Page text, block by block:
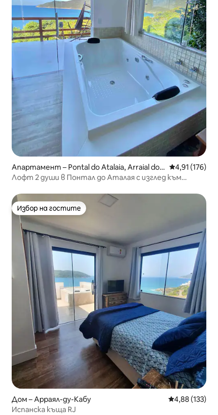
Апартамент – Pontal do Atalaia, Arraial do
Cabo
Средна
4,91 (176)
Лофт 2 души в Понтал до Аталая с изглед към
Избор на гостите
Избор на гостите
Дом – Арраял-ду-Кабу Средна
4,88 (133)
Испанска къща RJ